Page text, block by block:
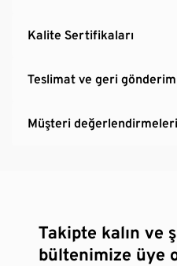
Kalite Sertifikaları
Teslimat ve geri gönderim
Müşteri değerlendirmeleri
Takipte kalın ve
bültenimize üye